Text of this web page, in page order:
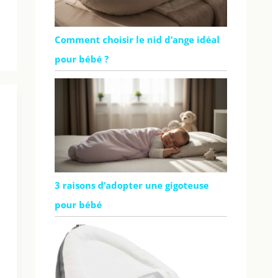
Comment choisir le nid d’ange idéal
pour bébé ?
3 raisons d’adopter une gigoteuse
pour bébé